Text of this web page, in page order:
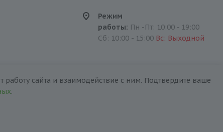
Режим
работы: Пн -Пт: 10:00 - 19:00
Сб: 10:00 - 15:00 Вс: Выходной
сайта и взаимодействие с ним. Подтвердите ваше
.